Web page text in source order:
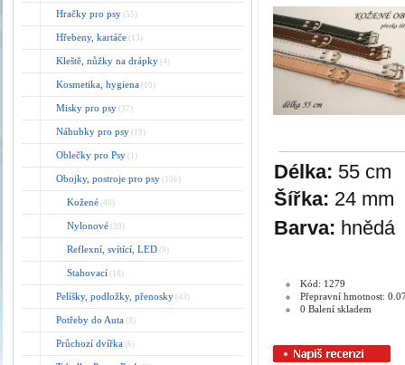
Hračky pro psy (55)
Hřebeny, kartáče (13)
Kleště, nůžky na drápky (4)
Kosmetika, hygiena (10)
Misky pro psy (37)
Náhubky pro psy (19)
Oblečky pro Psy (1)
Obojky, postroje pro psy (106)
Kožené (40)
Nylonové (39)
Reflexní, svítící, LED (9)
Stahovací (18)
Pelíšky, podložky, přenosky (43)
Potřeby do Auta (8)
Průchozí dvířka (6)
Délka: 55 cm
Šířka: 24 mm
Barva: hnědá
Kód: 1279
Přepravní hmotnost:
0 Balení skladem